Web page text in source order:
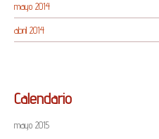
mayo 2014
abril 2014
Calendario
mayo 2015